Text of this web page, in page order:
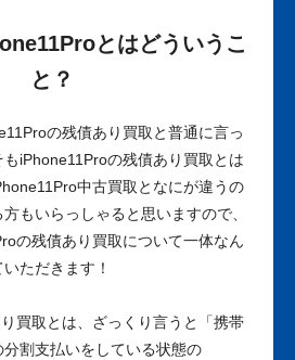
とはどういうこ
と？
の残債あり買取と普通に言っ
iPhone11Proの残債あり買取とは
中古買取となにが違うの
もいらっしゃると思いますので、
の残債あり買取について一体なん
ただきます！
買取とは、ざっくり言うと「携帯
割支払いをしている状態の